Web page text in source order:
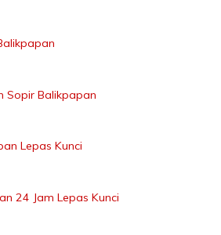
Sopir Balikpapan
Lepas Kunci
24 Jam Lepas Kunci